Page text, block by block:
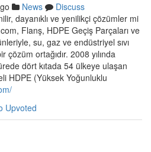
News
Discuss
dayanıklı ve yenilikçi çözümler mi
Flanş, HDPE Geçiş Parçaları ve
su, gaz ve endüstriyel sıvı
ortağıdır. 2008 yılında
dört kıtada 54 ülkeye ulaşan
HDPE (Yüksek Yoğunluklu
Upvoted